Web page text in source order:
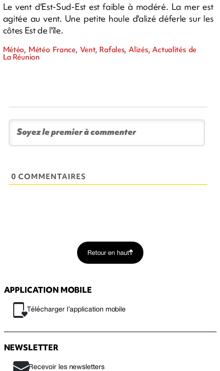
Le vent d'Est-Sud-Est est faible à modéré. La mer est
agitée au vent. Une petite houle d'alizé déferle sur les
côtes Est de l'île.
Météo, Météo France, Vent, Rafales, Alizés, Actualités de
La Réunion
0 COMMENTAIRES
Retour en haut
APPLICATION MOBILE
Télécharger l’application mobile
NEWSLETTER
Recevoir les newsletters